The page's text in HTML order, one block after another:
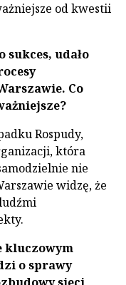
od kwestii
sukces, udało
Co
Rospudy,
która
nie
widzę, że
kluczowym
o sprawy